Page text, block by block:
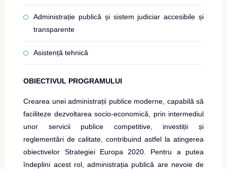
Administrație publică și sistem judiciar accesibile și
transparente
Asistență tehnică
OBIECTIVUL PROGRAMULUI
Crearea unei administrații publice moderne, capabilă să
faciliteze dezvoltarea socio-economică, prin intermediul
unor servicii publice competitive, investiții și
reglementări de calitate, contribuind astfel la atingerea
obiectivelor Strategiei Europa 2020. Pentru a putea
îndeplini acest rol, administrația publică are nevoie de